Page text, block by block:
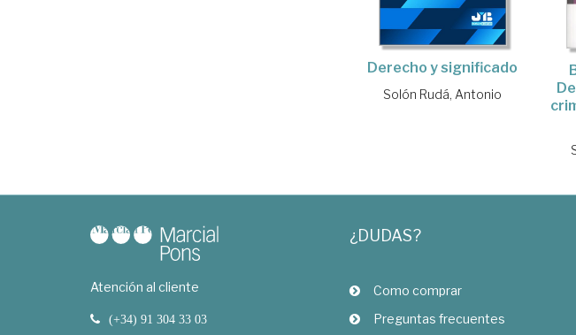
Derecho y significado
Solón Rudá, Antonio
Atención al cliente
(+34) 91 304 33 03
¿DUDAS?
Como comprar
Preguntas frecuentes